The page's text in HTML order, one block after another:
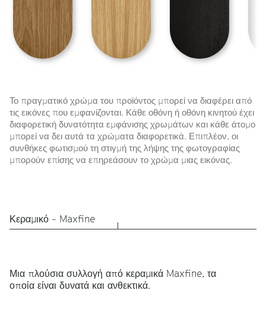
Το πραγματικό χρώμα του προϊόντος μπορεί να διαφέρει από
τις εικόνες που εμφανίζονται. Κάθε οθόνη ή οθόνη κινητού έχει
διαφορετική δυνατότητα εμφάνισης χρωμάτων και κάθε άτομο
μπορεί να δει αυτά τα χρώματα διαφορετικά. Επιπλέον, οι
συνθήκες φωτισμού τη στιγμή της λήψης της φωτογραφίας
μπορούν επίσης να επηρεάσουν το χρώμα μιας εικόνας.
Κεραμικό - Maxfine
Μια πλούσια συλλογή από κεραμικά Maxfine, τα
οποία είναι δυνατά και ανθεκτικά.